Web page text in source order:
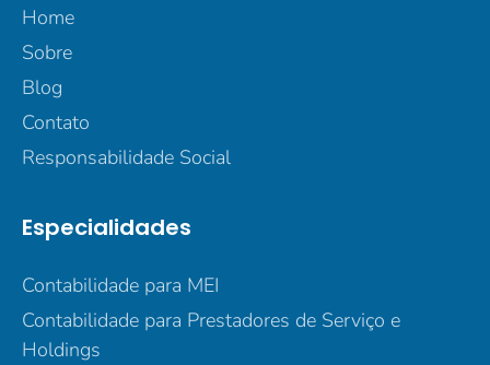
Home
Sobre
Blog
Contato
Responsabilidade Social
Especialidades
Contabilidade para MEI
Contabilidade para Prestadores de Serviço e
Holdings